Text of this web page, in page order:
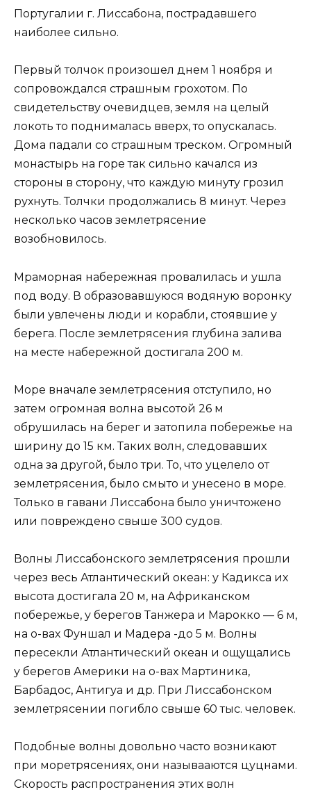
Португалии г. Лиссабона, пострадавшего
наиболее сильно.
Первый толчок произошел днем 1 ноября и
сопровождался страшным грохотом. По
свидетельству очевидцев, земля на целый
локоть то поднималась вверх, то опускалась.
Дома падали со страшным треском. Огромный
монастырь на горе так сильно качался из
стороны в сторону, что каждую минуту грозил
рухнуть. Толчки продолжались 8 минут. Через
несколько часов землетрясение
возобновилось.
Мраморная набережная провалилась и ушла
под воду. В образовавшуюся водяную воронку
были увлечены люди и корабли, стоявшие у
берега. После землетрясения глубина залива
на месте набережной достигала 200 м.
Море вначале землетрясения отступило, но
затем огромная волна высотой 26 м
обрушилась на берег и затопила побережье на
ширину до 15 км. Таких волн, следовавших
одна за другой, было три. То, что уцелело от
землетрясения, было смыто и унесено в море.
Только в гавани Лиссабона было уничтожено
или повреждено свыше 300 судов.
Волны Лиссабонского землетрясения прошли
через весь Атлантический океан: у Кадикса их
высота достигала 20 м, на Африканском
побережье, у берегов Танжера и Марокко — 6 м,
на о-вах Фуншал и Мадера -до 5 м. Волны
пересекли Атлантический океан и ощущались
у берегов Америки на о-вах Мартиника,
Барбадос, Антигуа и др. При Лиссабонском
землетрясении погибло свыше 60 тыс. человек.
Подобные волны довольно часто возникают
при моретрясениях, они называаются цуцнами.
Скорость распространения этих волн